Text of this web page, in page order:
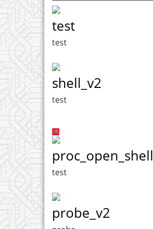
test
test
shell_v2
test
proc_open_shell
test
probe_v2